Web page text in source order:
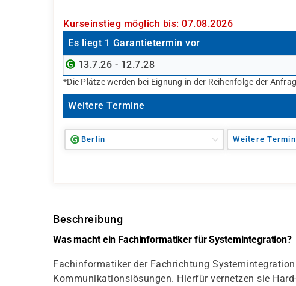
Kurseinstieg möglich bis: 07.08.2026
Es liegt 1 Garantietermin vor
13.7.26 - 12.7.28
*Die Plätze werden bei Eignung in der Reihenfolge der
Weitere Termine
Berlin Weitere
Beschreibung
Was macht ein Fachinformatiker für Systemintegration?
Fachinformatiker der Fachrichtung
Kommunikationslösungen. Hierfür vernetzen sie